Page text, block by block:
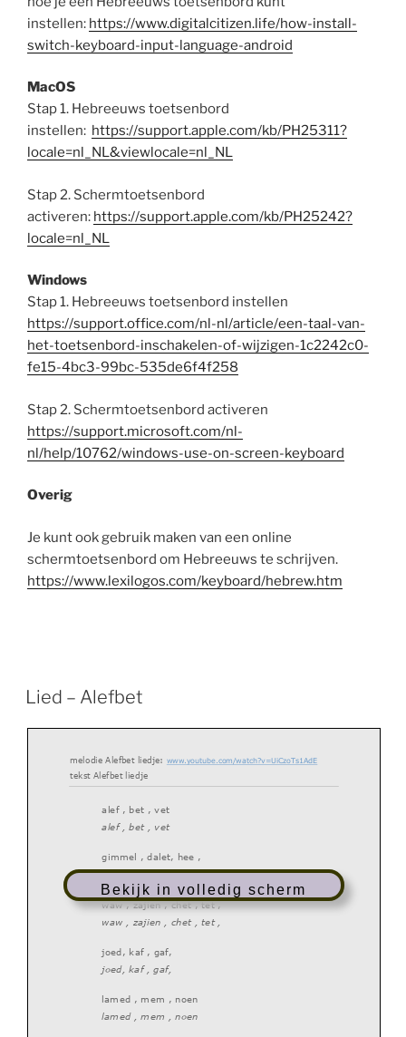
instellen: https://www.digitalcitizen.life/how-install-
switch-keyboard-input-language-android
MacOS
Stap 1. Hebreeuws toetsenbord
instellen: https://support.apple.com/kb/PH25311?
locale=nl_NL&viewlocale=nl_NL
Stap 2. Schermtoetsenbord
activeren: https://support.apple.com/kb/PH25242?
locale=nl_NL
Windows
Stap 1. Hebreeuws toetsenbord instellen
https://support.office.com/nl-nl/article/een-taal-van-
het-toetsenbord-inschakelen-of-wijzigen-1c2242c0-
fe15-4bc3-99bc-535de6f4f258
Stap 2. Schermtoetsenbord activeren
https://support.microsoft.com/nl-
nl/help/10762/windows-use-on-screen-keyboard
Overig
Je kunt ook gebruik maken van een online
schermtoetsenbord om Hebreeuws te schrijven.
https://www.lexilogos.com/keyboard/hebrew.htm
Lied – Alefbet
Bekijk in volledig scherm
melodie Alefbet liedje: www.youtube.com/watch?v=UiCzoTs1AdE
tekst Alefbet liedje
alef , bet , vet
alef , bet , vet
gimmel , dalet, hee ,
gimmel , dalet, hee ,
waw , zajien , chet , tet ,
waw , zajien , chet , tet ,
joed, kaf , gaf,
joed, kaf , gaf,
lamed , mem , noen
lamed , mem
, noen